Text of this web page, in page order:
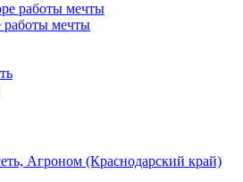
работы мечты
Агроном (Краснодарский край)